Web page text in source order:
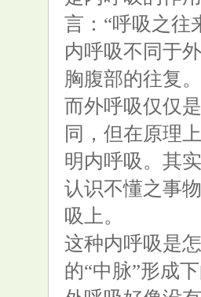
言：“呼吸之往
内呼吸不同于
胸腹部的往复。
而外呼吸仅仅
同，但在原理
明内呼吸。其
认识不懂之事
吸上。
这种内呼吸是
的“中脉”形成